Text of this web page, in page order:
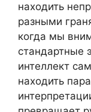
находить
разными
когда мы
стандартные
интеллект
находить